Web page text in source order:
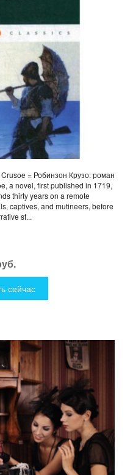
= Робинзон Крузо: роман
a novel, first published in 1719,
thirty years on a remote
captives, and mutineers, before
st...
сейчас